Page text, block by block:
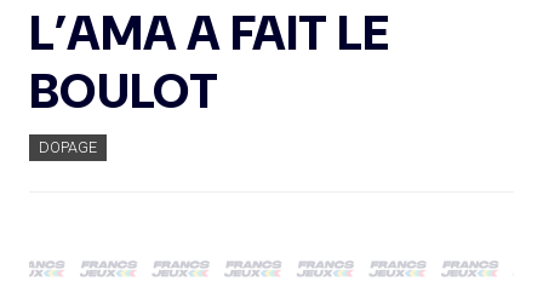
L’AMA A FAIT LE
BOULOT
DOPAGE